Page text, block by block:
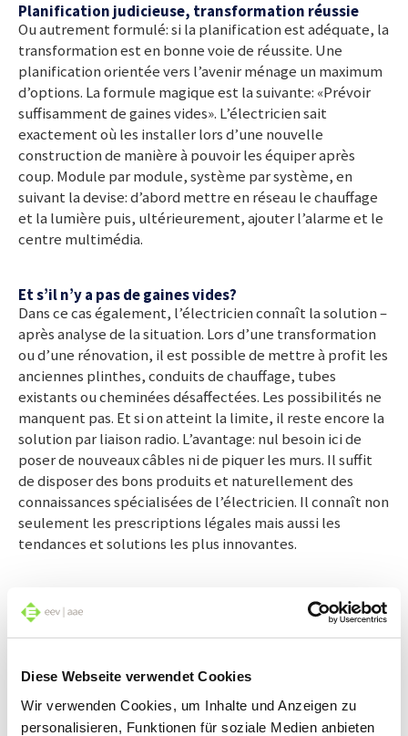
Diese Webseite verwendet Cookies
Wir verwenden Cookies, um Inhalte und Anzeigen zu
personalisieren, Funktionen für soziale Medien anbieten
Planification judicieuse, transformation réussie
Ou autrement formulé: si la planification est adéquate, la
transformation est en bonne voie de réussite. Une
planification orientée vers l’avenir ménage un maximum
d’options. La formule magique est la suivante: «Prévoir
suffisamment de gaines vides». L’électricien sait
exactement où les installer lors d’une nouvelle
construction de manière à pouvoir les équiper après
coup. Module par module, système par système, en
suivant la devise: d’abord mettre en réseau le chauffage
et la lumière puis, ultérieurement, ajouter l’alarme et le
centre multimédia.
Et s’il n’y a pas de gaines vides?
Dans ce cas également, l’électricien connaît la solution –
après analyse de la situation. Lors d’une transformation
ou d’une rénovation, il est possible de mettre à profit les
anciennes plinthes, conduits de chauffage, tubes
existants ou cheminées désaffectées. Les possibilités ne
manquent pas. Et si on atteint la limite, il reste encore la
solution par liaison radio. L’avantage: nul besoin ici de
poser de nouveaux câbles ni de piquer les murs. Il suffit
de disposer des bons produits et naturellement des
connaissances spécialisées de l’électricien. Il connaît non
seulement les prescriptions légales mais aussi les
tendances et solutions les plus innovantes.
Mot-clé : Smart Home
Mais au juste: à quoi sert-il que les appareils
communiquent entre eux et que les systèmes réagissent
diverses (voir check-list). Par exemple, on presse sur un
bouton en quittant le bureau et lorsqu’on arrive à la
maison, celle-ci est accueillante et chaleureuse.